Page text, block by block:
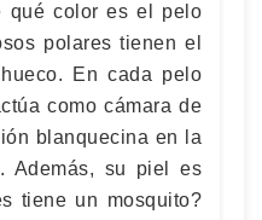
qué color es el pelo
polares tienen el
En cada pelo
como cámara de
blanquecina en la
Además, su piel es
tiene un mosquito?